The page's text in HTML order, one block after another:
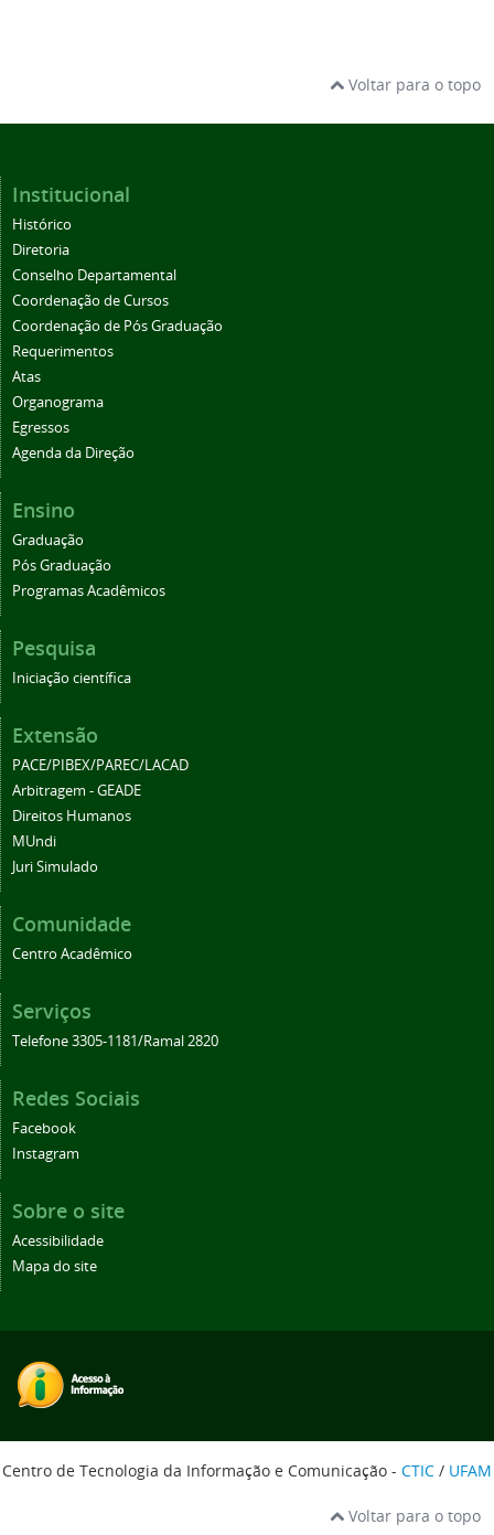
Voltar para o topo
Institucional
Histórico
Diretoria
Conselho Departamental
Coordenação de Cursos
Coordenação de Pós Graduação
Requerimentos
Atas
Organograma
Egressos
Agenda da Direção
Ensino
Graduação
Pós Graduação
Programas Acadêmicos
Pesquisa
Iniciação científica
Extensão
PACE/PIBEX/PAREC/LACAD
Arbitragem - GEADE
Direitos Humanos
MUndi
Juri Simulado
Comunidade
Centro Acadêmico
Serviços
Telefone 3305-1181/Ramal 2820
Redes Sociais
Facebook
Instagram
Sobre o site
Acessibilidade
Mapa do site
Centro de Tecnologia da Informação e Comunicação - CTIC / UFAM
Voltar para o topo